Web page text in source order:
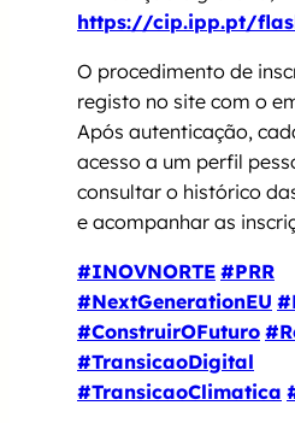
https://cip.ipp.pt/
O procedimento de
registo no site com o
Após autenticação,
acesso a um perfil
consultar o histórico
e acompanhar as
#INOVNORTE #PRR
#NextGenerationEU
#ConstruirOFuturo
#TransicaoDigital
#TransicaoClimatica